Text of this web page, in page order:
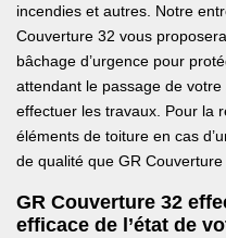
incendies et autres. Notre
Couverture 32 vous
bâchage d’urgence pour
attendant le passage de
effectuer les travaux. Pour la
éléments de toiture en cas
de qualité que GR
GR Couverture 32
efficace de l’état de